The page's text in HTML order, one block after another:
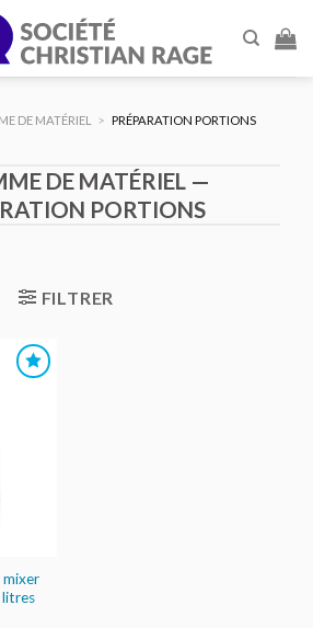
DE MATÉRIEL > PRÉPARATION PORTIONS
DE MATÉRIEL —
PORTIONS
FILTRER
litres